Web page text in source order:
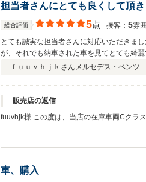
担当者さんにとても良くして頂
総合評価 5点 接客： 5雰
とても誠実な担当者さんに対応いただきま
が、それでも納車された車を見てとても綺
ｆｕｕｖｈｊｋさん メルセデス・ベンツ
販売店の返信
fuuvhjk様 この度は、当店の在庫車両Cクラ
車、購入